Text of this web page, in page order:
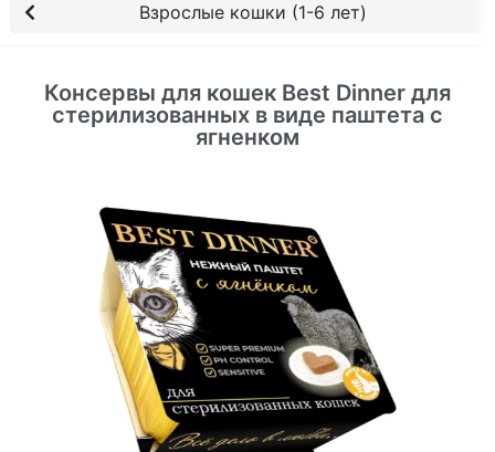
Взрослые кошки (1-6 лет)
Консервы для кошек Best Dinner для
стерилизованных в виде паштета с
ягненком